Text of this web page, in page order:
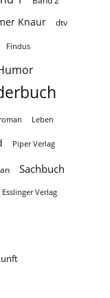
Knaur dtv
Findus
Leben
Piper Verlag
Sachbuch
Verlag